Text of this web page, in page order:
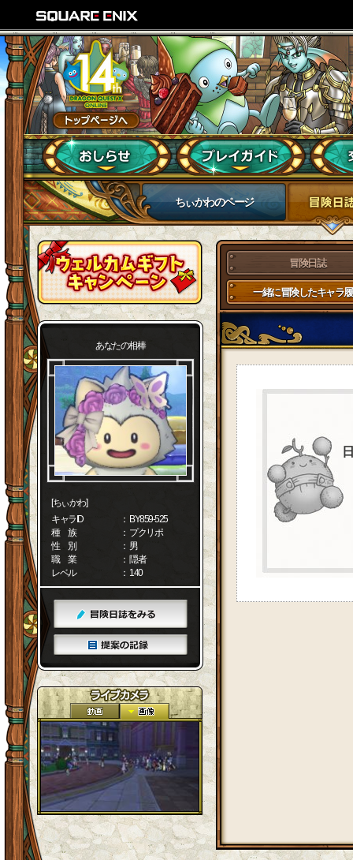
ちぃかわのページ
あなたの相棒
[ちぃかわ]
キャラID
： BY859-525
種 族
： プクリポ
性 別
： 男
職 業
： 隠者
レベル
： 140
冒険日誌
一緒に冒険したキャラ